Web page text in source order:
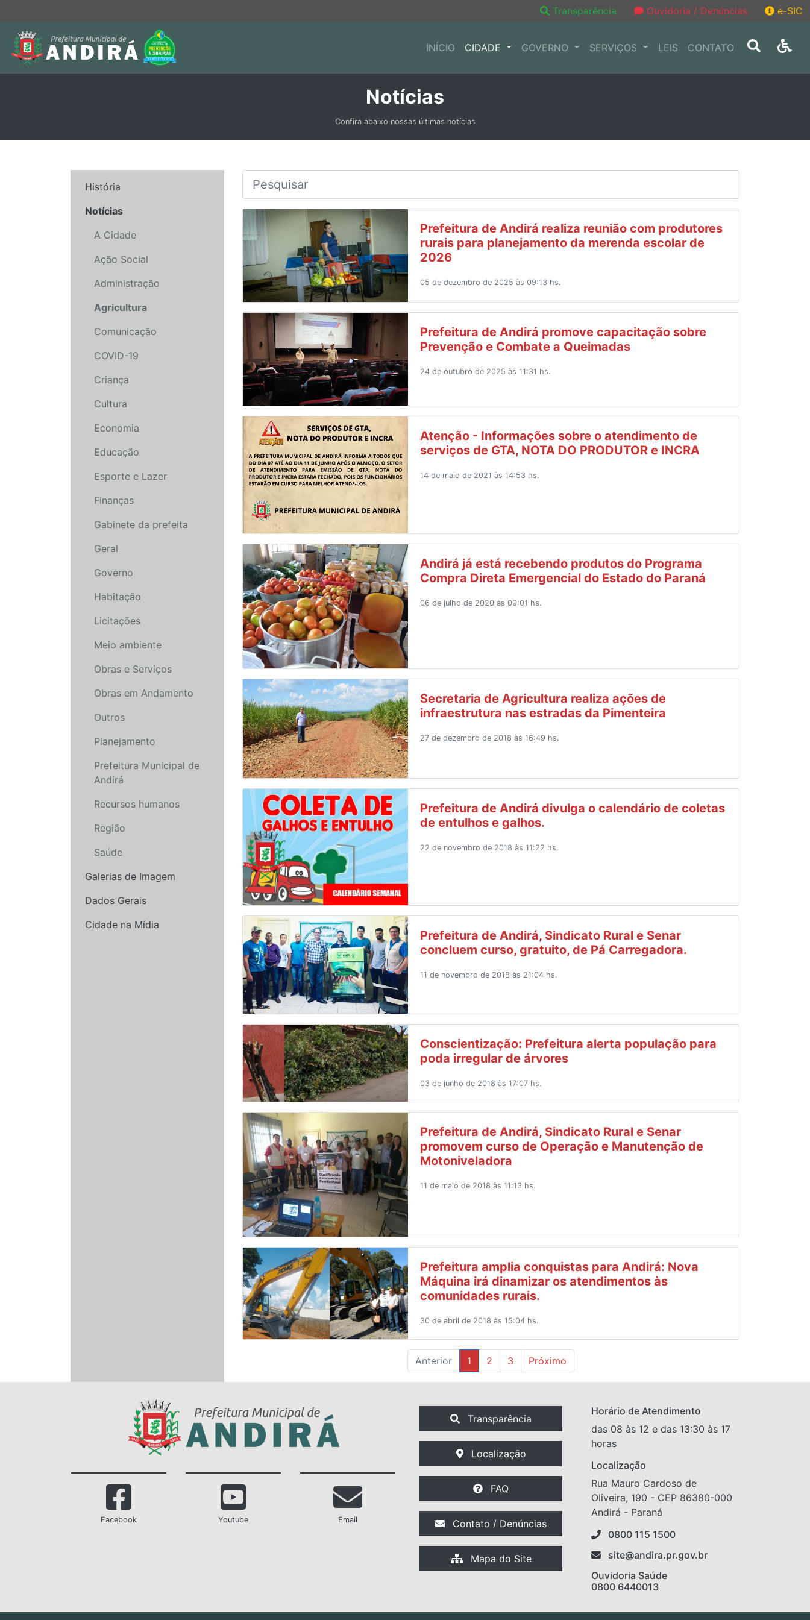
Transparência Ouvidoria / Denúncias e-SIC
INÍCIO CIDADE GOVERNO SERVIÇOS LEIS CONTATO
Notícias
Confira abaixo nossas últimas notícias
História
Notícias
A Cidade
Ação Social
Administração
Agricultura
Comunicação
COVID-19
Criança
Cultura
Economia
Educação
Esporte e Lazer
Finanças
Gabinete da prefeita
Geral
Governo
Habitação
Licitações
Meio ambiente
Obras e Serviços
Obras em Andamento
Outros
Planejamento
Prefeitura Municipal de
Andirá
Recursos humanos
Região
Saúde
Galerias de Imagem
Dados Gerais
Cidade na Mídia
Prefeitura de Andirá realiza reunião com produtores
rurais para planejamento da merenda escolar de
2026
05 de dezembro de 2025 às 09:13 hs.
Prefeitura de Andirá promove capacitação sobre
Prevenção e Combate a Queimadas
24 de outubro de 2025 às 11:31 hs.
Atenção - Informações sobre o atendimento de
serviços de GTA, NOTA DO PRODUTOR e INCRA
14 de maio de 2021 às 14:53 hs.
Andirá já está recebendo produtos do Programa
Compra Direta Emergencial do Estado do Paraná
06 de julho de 2020 às 09:01 hs.
Secretaria de Agricultura realiza ações de
infraestrutura nas estradas da Pimenteira
27 de dezembro de 2018 às 16:49 hs.
Prefeitura de Andirá divulga o calendário de coletas
de entulhos e galhos.
22 de novembro de 2018 às 11:22 hs.
Prefeitura de Andirá, Sindicato Rural e Senar
concluem curso, gratuito, de Pá Carregadora.
11 de novembro de 2018 às 21:04 hs.
Conscientização: Prefeitura alerta população para
poda irregular de árvores
03 de junho de 2018 às 17:07 hs.
Prefeitura de Andirá, Sindicato Rural e Senar
promovem curso de Operação e Manutenção de
Motoniveladora
11 de maio de 2018 às 11:13 hs.
Prefeitura amplia conquistas para Andirá: Nova
Máquina irá dinamizar os atendimentos às
comunidades rurais.
30 de abril de 2018 às 15:04 hs.
Anterior 1 2 3 Próximo
Facebook Youtube Email
Transparência
Localização
FAQ
Contato / Denúncias
Mapa do Site
Horário de Atendimento
das 08 às 12 e das 13:30 às 17
horas
Localização
Rua Mauro Cardoso de
Oliveira, 190 - CEP 86380-000
Andirá - Paraná
0800 115 1500
site@andira.pr.gov.br
Ouvidoria Saúde
0800 6440013